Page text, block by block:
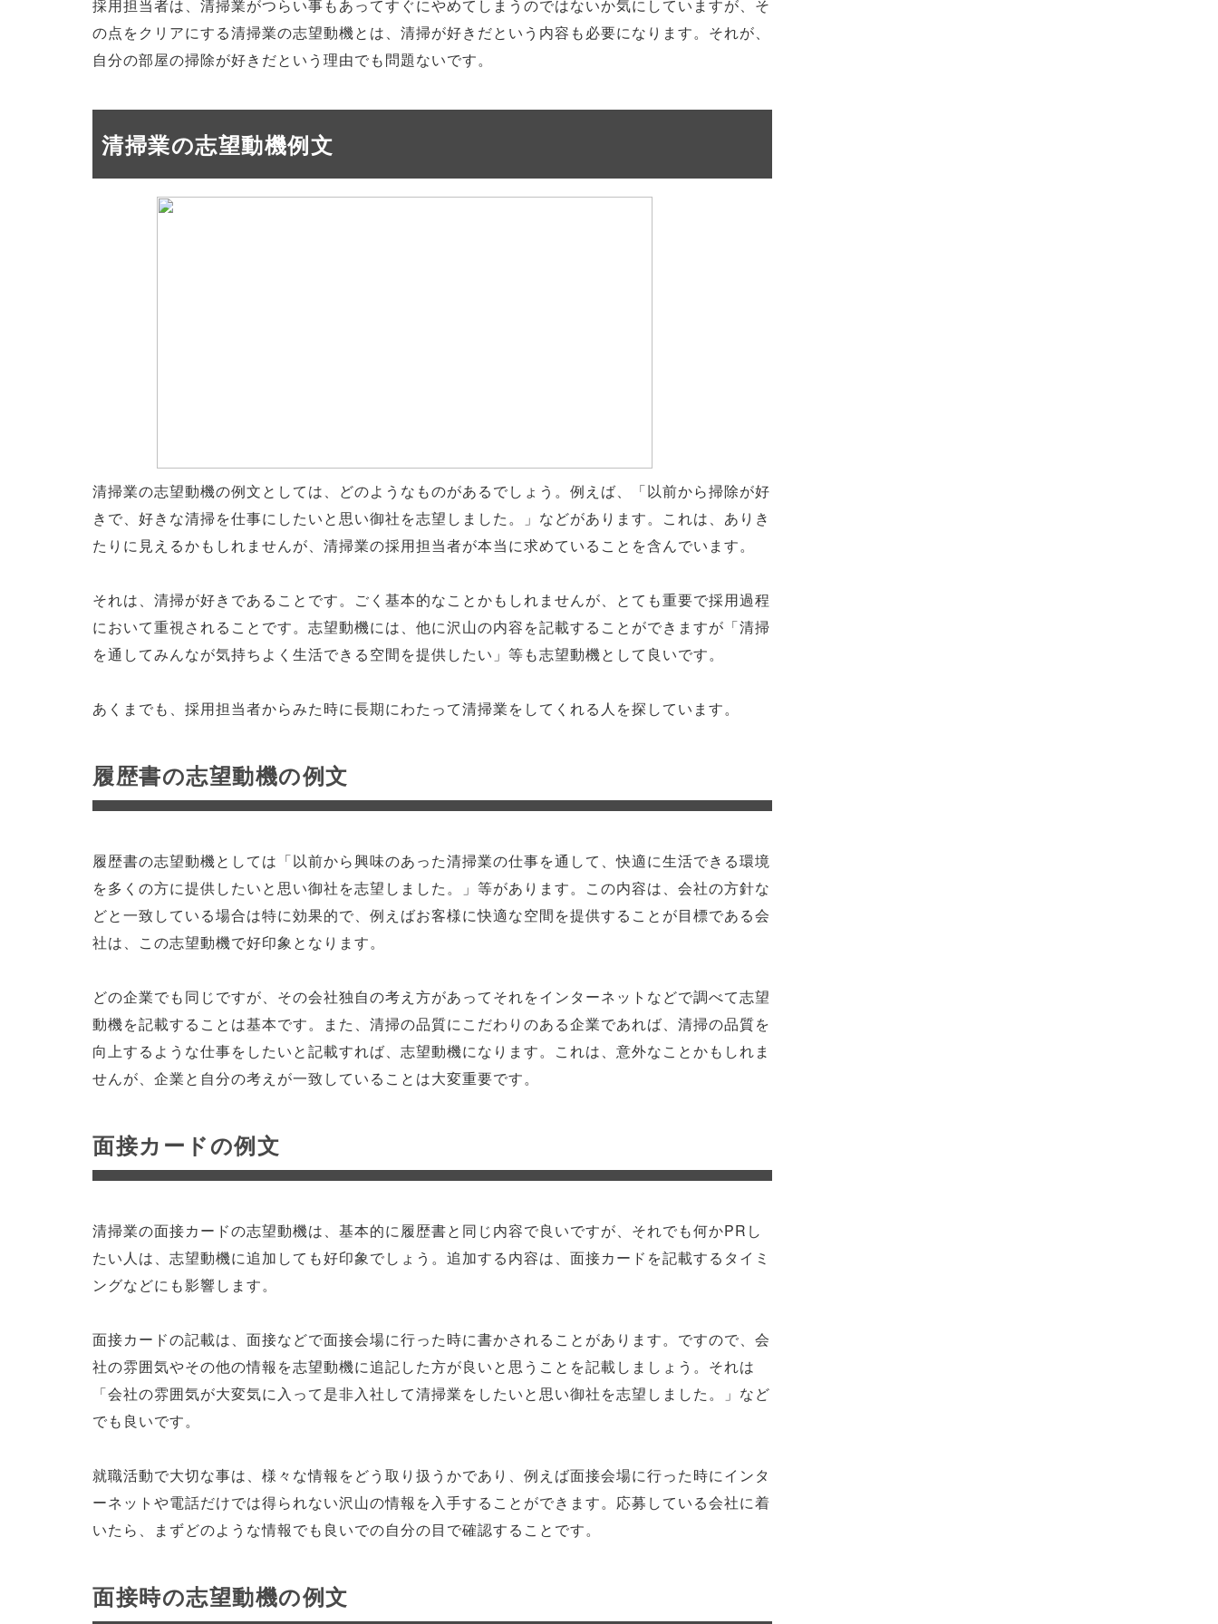
採用担当者は、清掃業がつらい事もあってすぐにやめてしまうのではないか気にしていますが、そ
の点をクリアにする清掃業の志望動機とは、清掃が好きだという内容も必要になります。それが、
自分の部屋の掃除が好きだという理由でも問題ないです。
清掃業の志望動機例文
清掃業の志望動機の例文としては、どのようなものがあるでしょう。例えば、「以前から掃除が好
きで、好きな清掃を仕事にしたいと思い御社を志望しました。」などがあります。これは、ありき
たりに見えるかもしれませんが、清掃業の採用担当者が本当に求めていることを含んでいます。
それは、清掃が好きであることです。ごく基本的なことかもしれませんが、とても重要で採用過程
において重視されることです。志望動機には、他に沢山の内容を記載することができますが「清掃
を通してみんなが気持ちよく生活できる空間を提供したい」等も志望動機として良いです。
あくまでも、採用担当者からみた時に長期にわたって清掃業をしてくれる人を探しています。
履歴書の志望動機の例文
履歴書の志望動機としては「以前から興味のあった清掃業の仕事を通して、快適に生活できる環境
を多くの方に提供したいと思い御社を志望しました。」等があります。この内容は、会社の方針な
どと一致している場合は特に効果的で、例えばお客様に快適な空間を提供することが目標である会
社は、この志望動機で好印象となります。
どの企業でも同じですが、その会社独自の考え方があってそれをインターネットなどで調べて志望
動機を記載することは基本です。また、清掃の品質にこだわりのある企業であれば、清掃の品質を
向上するような仕事をしたいと記載すれば、志望動機になります。これは、意外なことかもしれま
せんが、企業と自分の考えが一致していることは大変重要です。
面接カードの例文
清掃業の面接カードの志望動機は、基本的に履歴書と同じ内容で良いですが、それでも何かPRし
たい人は、志望動機に追加しても好印象でしょう。追加する内容は、面接カードを記載するタイミ
ングなどにも影響します。
面接カードの記載は、面接などで面接会場に行った時に書かされることがあります。ですので、会
社の雰囲気やその他の情報を志望動機に追記した方が良いと思うことを記載しましょう。それは
「会社の雰囲気が大変気に入って是非入社して清掃業をしたいと思い御社を志望しました。」など
でも良いです。
就職活動で大切な事は、様々な情報をどう取り扱うかであり、例えば面接会場に行った時にインタ
ーネットや電話だけでは得られない沢山の情報を入手することができます。応募している会社に着
いたら、まずどのような情報でも良いでの自分の目で確認することです。
面接時の志望動機の例文